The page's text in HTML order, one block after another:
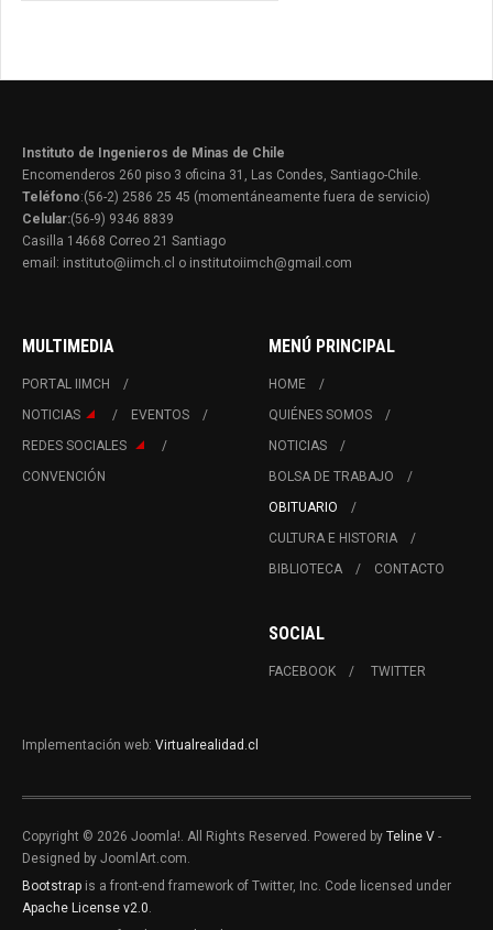
Instituto de Ingenieros de Minas de Chile
Encomenderos 260 piso 3 oficina 31, Las Condes, Santiago-Chile.
Teléfono:(56-2) 2586 25 45 (momentáneamente fuera de servicio)
Celular:(56-9) 9346 8839
Casilla 14668 Correo 21 Santiago
email: instituto@iimch.cl o institutoiimch@gmail.com
MULTIMEDIA
PORTAL IIMCH
NOTICIAS
EVENTOS
REDES SOCIALES
CONVENCIÓN
MENÚ PRINCIPAL
HOME
QUIÉNES SOMOS
NOTICIAS
BOLSA DE TRABAJO
OBITUARIO
CULTURA E HISTORIA
BIBLIOTECA
CONTACTO
SOCIAL
FACEBOOK TWITTER
Implementación web: Virtualrealidad.cl
Copyright © 2026 Joomla!. All Rights Reserved. Powered by Teline V -
Designed by JoomlArt.com.
Bootstrap is a front-end framework of Twitter, Inc. Code licensed under
Apache License v2.0.